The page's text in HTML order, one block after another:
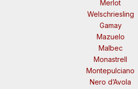
Merlot
Welschriesling
Gamay
Mazuelo
Malbec
Monastrell
Montepulciano
Nero d’Avola